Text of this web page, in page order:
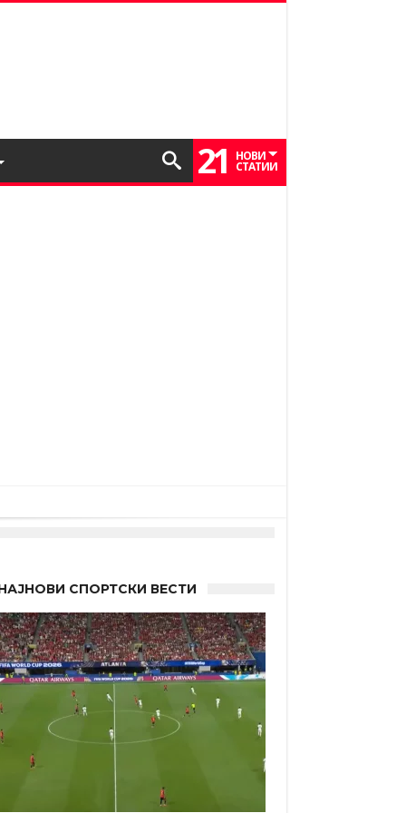
21 НОВИ
СТАТИИ
СПОРТСКИ ВЕСТИ